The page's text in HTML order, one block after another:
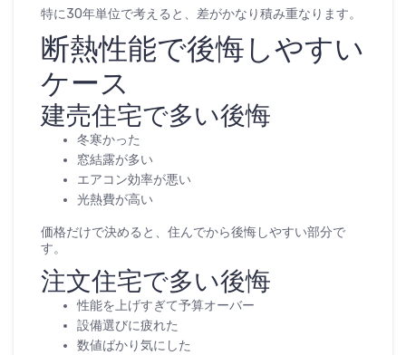
特に30年単位で考えると、差がかなり積み重なります。
断熱性能で後悔しやすい
ケース
建売住宅で多い後悔
冬寒かった
窓結露が多い
エアコン効率が悪い
光熱費が高い
価格だけで決めると、住んでから後悔しやすい部分で
す。
注文住宅で多い後悔
性能を上げすぎて予算オーバー
設備選びに疲れた
数値ばかり気にした